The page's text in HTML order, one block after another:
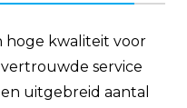
hoge kwaliteit voor
service
uitgebreid aantal